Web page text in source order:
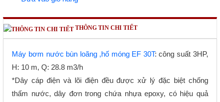
THÔNG TIN CHI TIẾT
Máy bơm nước bùn loãng ,hố móng EF 30T: công suất 3HP,
H: 10 m, Q: 28.8 m3/h
*Dây cáp điện và lõi điện đều được xử lý đặc biệt chống
thấm nước, dây đơn trong chứa nhựa epoxy, có hiệu quả